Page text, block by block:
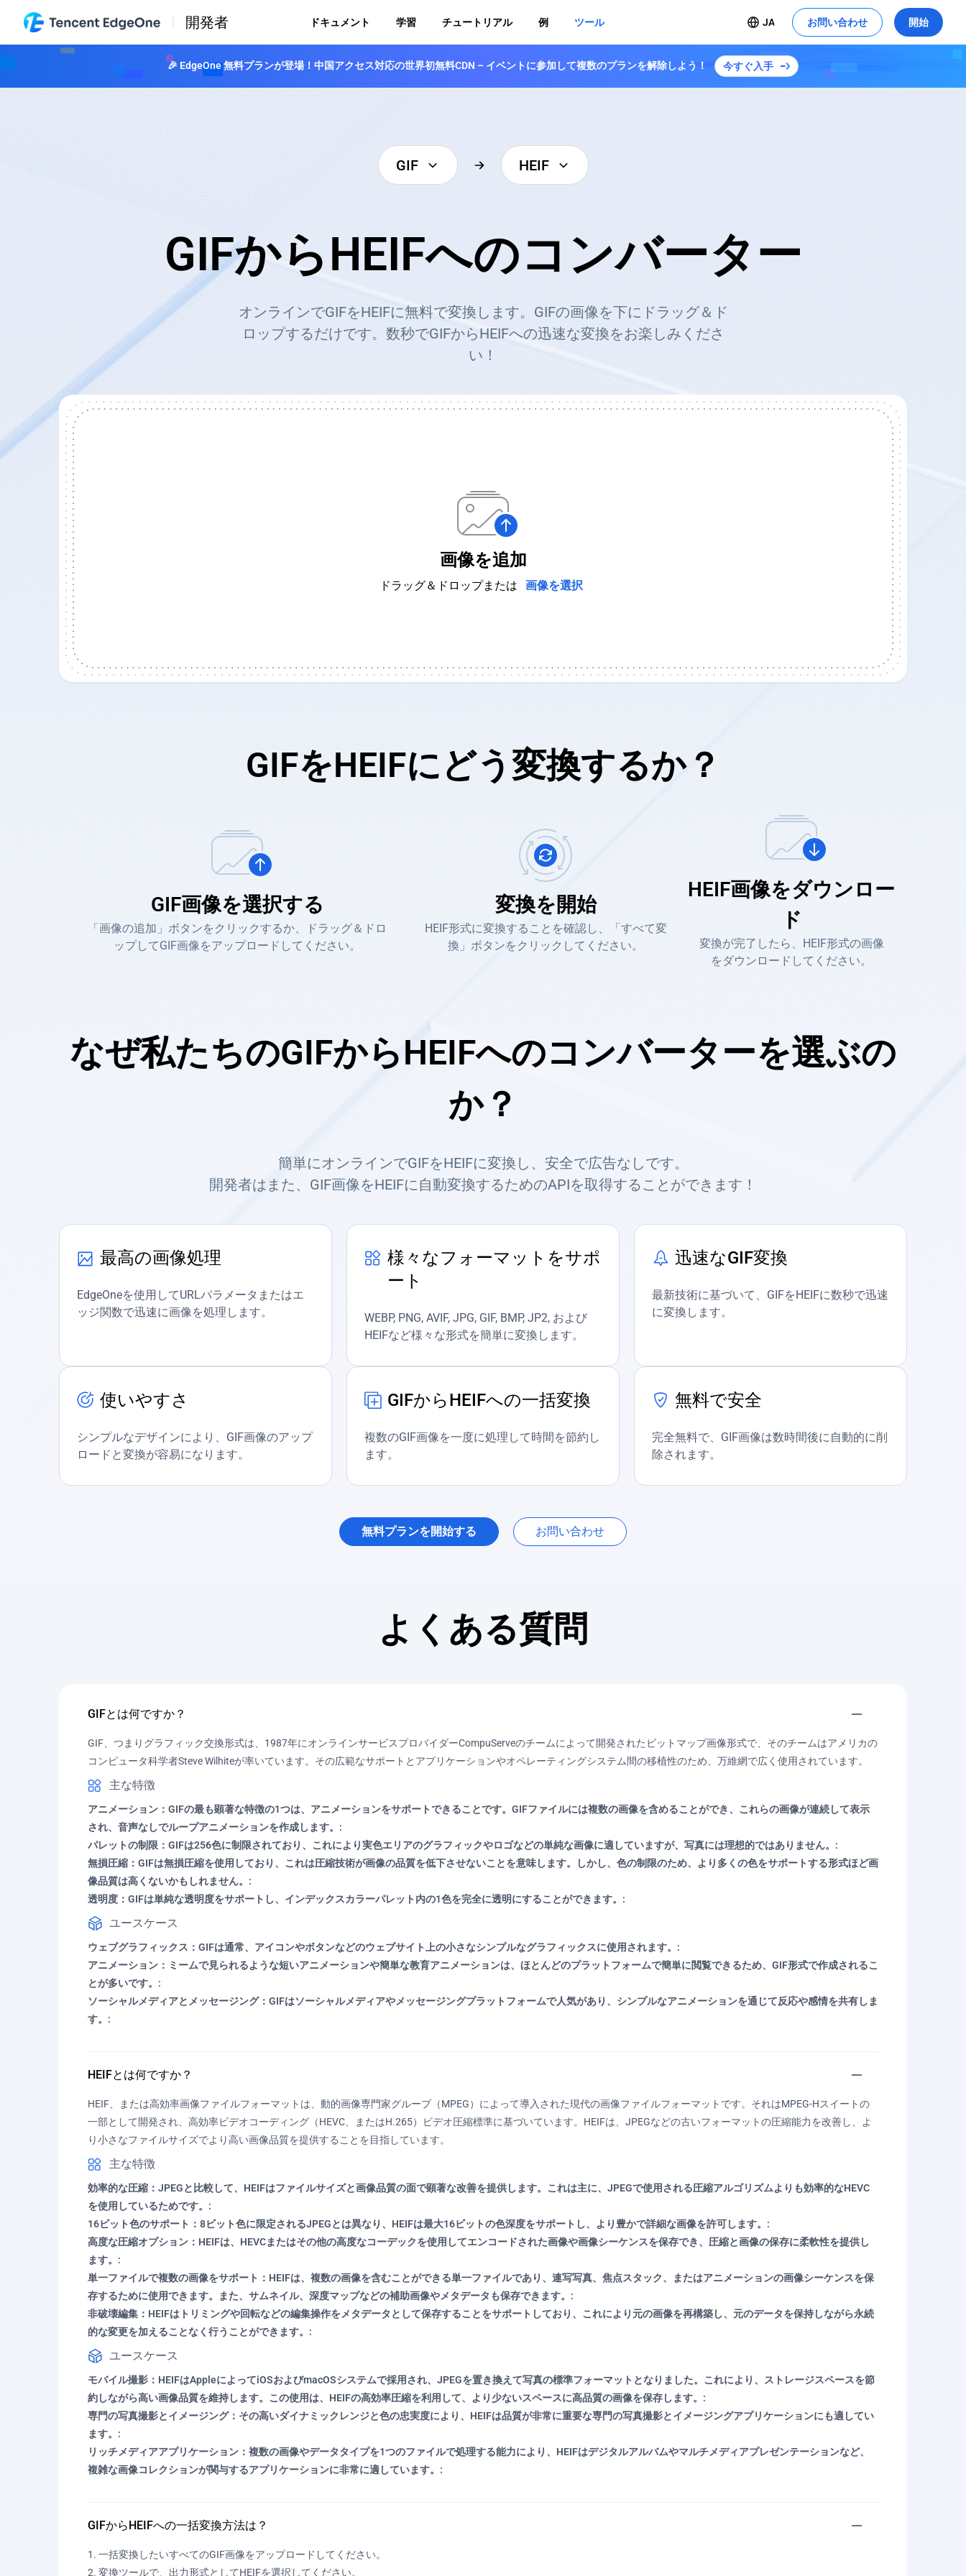
開発者 ドキュメント 学習 チュートリアル 例 ツール JA お問い合わせ 開始
🎉 EdgeOne 無料プランが登場！中国アクセス対応の世界初無料CDN – イベントに参加して複数のプランを解除しよう！ 今すぐ入手
GIF HEIF
GIFからHEIFへのコンバーター
オンラインでGIFをHEIFに無料で変換します。GIFの画像を下にドラッグ＆ド
ロップするだけです。数秒でGIFからHEIFへの迅速な変換をお楽しみくださ
い！
画像を追加
ドラッグ＆ドロップまたは 画像を選択
GIFをHEIFにどう変換するか？
GIF画像を選択する
「画像の追加」ボタンをクリックするか、ドラッグ＆ドロ
ップしてGIF画像をアップロードしてください。
変換を開始
HEIF形式に変換することを確認し、「すべて変
換」ボタンをクリックしてください。
HEIF画像をダウンロー
ド
変換が完了したら、HEIF形式の画像
をダウンロードしてください。
なぜ私たちのGIFからHEIFへのコンバーターを選ぶの
か？
簡単にオンラインでGIFをHEIFに変換し、安全で広告なしです。
開発者はまた、GIF画像をHEIFに自動変換するためのAPIを取得することができます！
最高の画像処理
EdgeOneを使用してURLパラメータまたはエ
ッジ関数で迅速に画像を処理します。
様々なフォーマットをサポ
ート
WEBP, PNG, AVIF, JPG, GIF, BMP, JP2, および
HEIFなど様々な形式を簡単に変換します。
迅速なGIF変換
最新技術に基づいて、GIFをHEIFに数秒で迅速
に変換します。
使いやすさ
シンプルなデザインにより、GIF画像のアップ
ロードと変換が容易になります。
GIFからHEIFへの一括変換
複数のGIF画像を一度に処理して時間を節約し
ます。
無料で安全
完全無料で、GIF画像は数時間後に自動的に削
除されます。
無料プランを開始する お問い合わせ
よくある質問
GIFとは何ですか？
GIF、つまりグラフィック交換形式は、1987年にオンラインサービスプロバイダーCompuServeのチームによって開発されたビットマップ画像形式で、そのチームはアメリカの
コンピュータ科学者Steve Wilhiteが率いています。その広範なサポートとアプリケーションやオペレーティングシステム間の移植性のため、万維網で広く使用されています。
主な特徴
アニメーション：GIFの最も顕著な特徴の1つは、アニメーションをサポートできることです。GIFファイルには複数の画像を含めることができ、これらの画像が連続して表示
され、音声なしでループアニメーションを作成します。:
パレットの制限：GIFは256色に制限されており、これにより実色エリアのグラフィックやロゴなどの単純な画像に適していますが、写真には理想的ではありません。:
無損圧縮：GIFは無損圧縮を使用しており、これは圧縮技術が画像の品質を低下させないことを意味します。しかし、色の制限のため、より多くの色をサポートする形式ほど画
像品質は高くないかもしれません。:
透明度：GIFは単純な透明度をサポートし、インデックスカラーパレット内の1色を完全に透明にすることができます。:
ユースケース
ウェブグラフィックス：GIFは通常、アイコンやボタンなどのウェブサイト上の小さなシンプルなグラフィックスに使用されます。:
アニメーション：ミームで見られるような短いアニメーションや簡単な教育アニメーションは、ほとんどのプラットフォームで簡単に閲覧できるため、GIF形式で作成されるこ
とが多いです。:
ソーシャルメディアとメッセージング：GIFはソーシャルメディアやメッセージングプラットフォームで人気があり、シンプルなアニメーションを通じて反応や感情を共有しま
す。:
HEIFとは何ですか？
HEIF、または高効率画像ファイルフォーマットは、動的画像専門家グループ（MPEG）によって導入された現代の画像ファイルフォーマットです。それはMPEG-Hスイートの
一部として開発され、高効率ビデオコーディング（HEVC、またはH.265）ビデオ圧縮標準に基づいています。HEIFは、JPEGなどの古いフォーマットの圧縮能力を改善し、よ
り小さなファイルサイズでより高い画像品質を提供することを目指しています。
主な特徴
効率的な圧縮：JPEGと比較して、HEIFはファイルサイズと画像品質の面で顕著な改善を提供します。これは主に、JPEGで使用される圧縮アルゴリズムよりも効率的なHEVC
を使用しているためです。:
16ビット色のサポート：8ビット色に限定されるJPEGとは異なり、HEIFは最大16ビットの色深度をサポートし、より豊かで詳細な画像を許可します。:
高度な圧縮オプション：HEIFは、HEVCまたはその他の高度なコーデックを使用してエンコードされた画像や画像シーケンスを保存でき、圧縮と画像の保存に柔軟性を提供し
ます。:
単一ファイルで複数の画像をサポート：HEIFは、複数の画像を含むことができる単一ファイルであり、連写写真、焦点スタック、またはアニメーションの画像シーケンスを保
存するために使用できます。また、サムネイル、深度マップなどの補助画像やメタデータも保存できます。:
非破壊編集：HEIFはトリミングや回転などの編集操作をメタデータとして保存することをサポートしており、これにより元の画像を再構築し、元のデータを保持しながら永続
的な変更を加えることなく行うことができます。:
ユースケース
モバイル撮影：HEIFはAppleによってiOSおよびmacOSシステムで採用され、JPEGを置き換えて写真の標準フォーマットとなりました。これにより、ストレージスペースを節
約しながら高い画像品質を維持します。この使用は、HEIFの高効率圧縮を利用して、より少ないスペースに高品質の画像を保存します。:
専門の写真撮影とイメージング：その高いダイナミックレンジと色の忠実度により、HEIFは品質が非常に重要な専門の写真撮影とイメージングアプリケーションにも適してい
ます。:
リッチメディアアプリケーション：複数の画像やデータタイプを1つのファイルで処理する能力により、HEIFはデジタルアルバムやマルチメディアプレゼンテーションなど、
複雑な画像コレクションが関与するアプリケーションに非常に適しています。:
GIFからHEIFへの一括変換方法は？
一括変換したいすべてのGIF画像をアップロードしてください。
変換ツールで、出力形式としてHEIFを選択してください。